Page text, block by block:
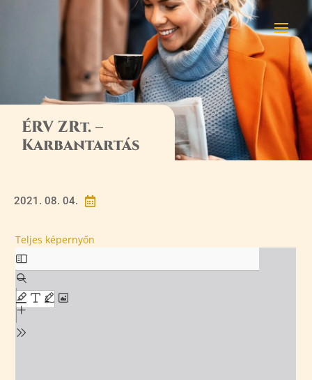
ÉRV ZRt. –
Karbantartás

2021. 08. 04.
Teljes képernyőn
Skip
to
PDF
content